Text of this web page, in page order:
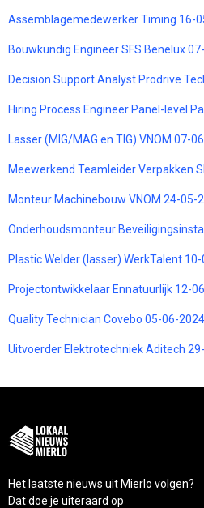
Assemblagemedewerker Timing 16-
Bouwkundig Engineer SFS Benelux
Decision Support Analyst Prodrive
Hiring Process Engineer Panel-level
Lasser (MIG/MAG en TIG) VNOM 07-
Meewerkend Teamleider Verpakken
Monteur Machinebouw VNOM 24-05-
Onderhoudsmonteur
Plastic Welder (lasser) WerkTalent
Projectontwikkelaar Ennatuurlijk 12-
Quality Technician Covebo 05-06-2024
Uitvoerder Elektrotechniek Aditech
Het laatste nieuws uit Mierlo volgen?
Dat doe je uiteraard op